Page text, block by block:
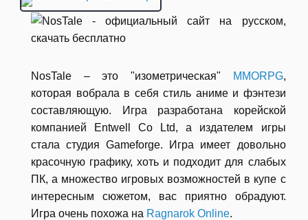
NosTale – это "изометрическая" MMORPG,
которая вобрала в себя стиль аниме и фэнтези
составляющую. Игра разработана корейской
компанией Entwell Co Ltd, а издателем игры
стала студия Gameforge. Игра имеет довольно
красочную графику, хоть и подходит для слабых
ПК, а множество игровых возможностей в купе с
интересным сюжетом, вас приятно обрадуют.
Игра очень похожа на Ragnarok Online.